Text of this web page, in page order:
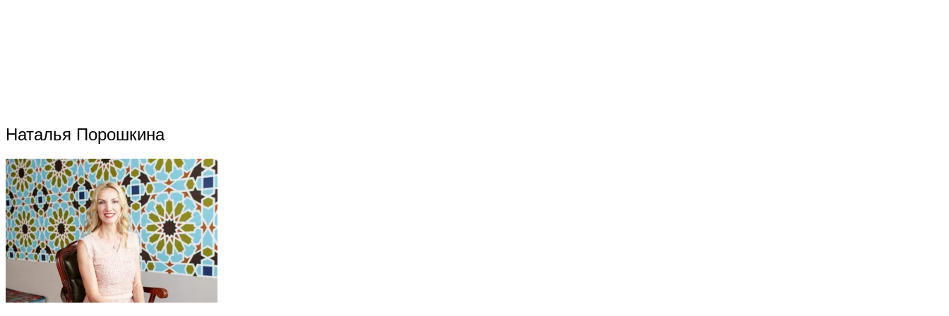
Наталья Порошкина